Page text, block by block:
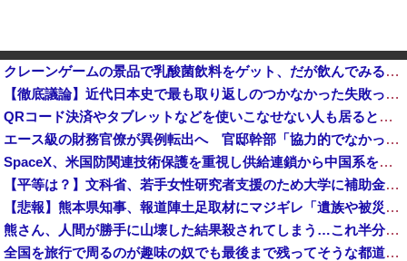
クレーンゲームの景品で乳酸菌飲料をゲット、だが飲んでみると妙に酸っぱくて体調が悪化してしまい……
【徹底議論】近代日本史で最も取り返しのつかなかった失敗って何？他
QRコード決済やタブレットなどを使いこなせない人も居るという話・・・
エース級の財務官僚が異例転出へ 官邸幹部「協力的でなかったから」 [8/6]
SpaceX、米国防関連技術保護を重視し供給連鎖から中国系を完全排除へ 供給業者に「中国籍人員をSpaceX向けの生産に関わらせないこと」「中国...
【平等は？】文科省、若手女性研究者支援のため大学に補助金交付（年間最大5000万円）「将来のリーダーとして活躍する（女性の）人材を輩出したい」
【悲報】熊本県知事、報道陣土足取材にマジギレ「遺族や被災者から強い不満でてる！」 → 記者「例えば？」 → 知事、怒り通り越して呆れてしまう …...
熊さん、人間が勝手に山壊した結果殺されてしまう…これ半分虐殺だろ
全国を旅行で周るのが趣味の奴でも最後まで残ってそうな都道府県